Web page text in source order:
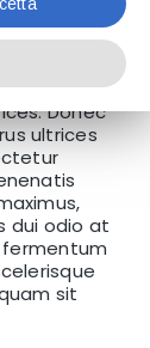
laoreet
Donec
ultrices
dui odio at
fermentum
sit